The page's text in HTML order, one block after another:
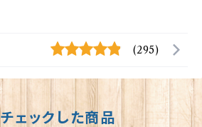
(295)
ェックした商品